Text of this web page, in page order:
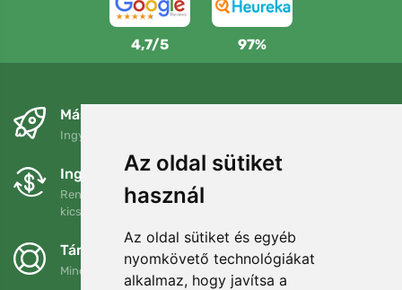
Az oldal sütiket
használ
Az oldal sütiket és egyéb
nyomkövető technológiákat
alkalmaz, hogy javítsa a
4,7/5 97%
Másnapra és ingyenesen
Ingyenes szállítás a következő összeg felett: 80 EUR
Ingyenes csere és visszaküldés
Rendelését 90 napon belül bármikor visszaküldheti vagy
kicserélheti.
Támogatjuk a Trees.org-ot
Minden megrendelésért ültetünk egy fát! Bővebben